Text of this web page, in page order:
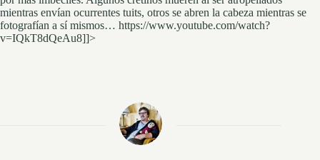
mientras envían ocurrentes tuits, otros se abren la cabeza mientras se
fotografían a sí mismos… https://www.youtube.com/watch?
v=IQkT8dQeAu8]]>